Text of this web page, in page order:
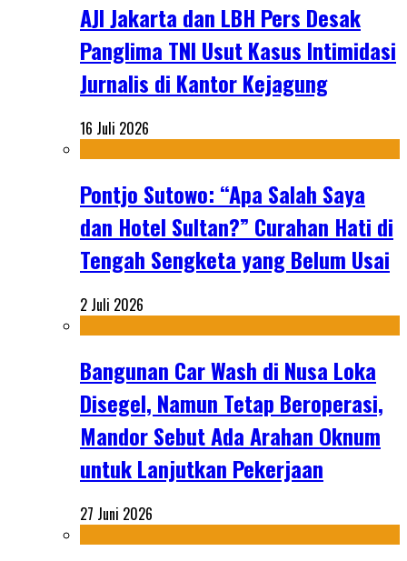
AJI Jakarta dan LBH Pers Desak
Panglima TNI Usut Kasus Intimidasi
Jurnalis di Kantor Kejagung
16 Juli 2026
Pontjo Sutowo: “Apa Salah Saya
dan Hotel Sultan?” Curahan Hati di
Tengah Sengketa yang Belum Usai
2 Juli 2026
Bangunan Car Wash di Nusa Loka
Disegel, Namun Tetap Beroperasi,
Mandor Sebut Ada Arahan Oknum
untuk Lanjutkan Pekerjaan
27 Juni 2026